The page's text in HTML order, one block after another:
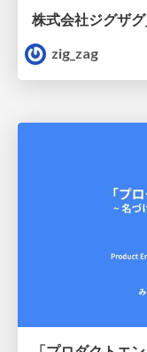
株式会社ジグザ
zig_zag